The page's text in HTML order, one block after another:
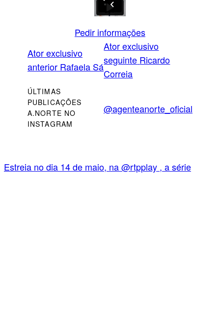
Pedir informações
Ator exclusivo
anterior Rafaela Sá
Ator exclusivo
seguinte Ricardo
Correia
ÚLTIMAS
PUBLICAÇÕES
A.NORTE NO
INSTAGRAM
@agenteanorte_oficial
Estreia no dia 14 de maio, na @rtpplay , a série